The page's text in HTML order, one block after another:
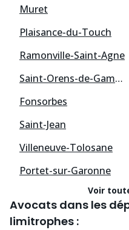
Muret
Plaisance-du-Touch
Ramonville-Saint-Agne
Saint-Orens-de-Gameville
Fonsorbes
Saint-Jean
Villeneuve-Tolosane
Portet-sur-Garonne
Voir
Avocats dans les
limitrophes :